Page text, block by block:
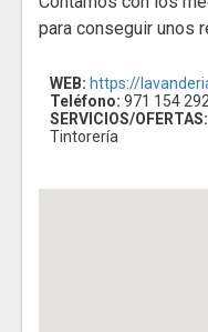
para conseguir unos
WEB: https://
Teléfono: 971 154 292
SERVICIOS/OFERTAS:
Tintorería